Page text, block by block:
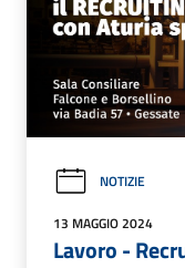
NOTIZIE
13 MAGGIO 2024
Lavoro -